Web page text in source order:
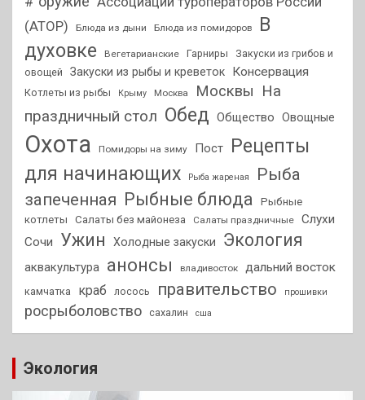
(АТОР)
Блюда из дыни Блюда из помидоров
В
духовке
Вегетарианские Гарниры
Закуски из грибов и
овощей
Закуски из рыбы и креветок Консервация
Котлеты из рыбы Крыму Москва Москвы На
праздничный стол Обед Общество Овощные
Охота Помидоры на зиму Пост
Рецепты
для начинающих
Рыба жареная
Рыба
запеченная Рыбные блюда
Рыбные
котлеты
Салаты без майонеза Салаты праздничные
Слухи
Сочи
Ужин Холодные закуски Экология
аквакультура анонсы владивосток дальний восток
камчатка краб лосось правительство прошивки
росрыболовство сахалин сша
Экология